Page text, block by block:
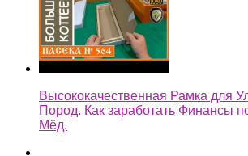
Высококачественная Рамка для
Пород. Как заработать Финансы
Мёд.